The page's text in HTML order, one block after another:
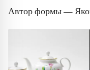
Автор формы —